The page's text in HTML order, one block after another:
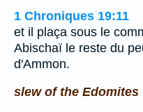
1 Chroniques 19:11
et il plaça sous le
Abischaï le reste du
d'Ammon.
slew of the Edomites